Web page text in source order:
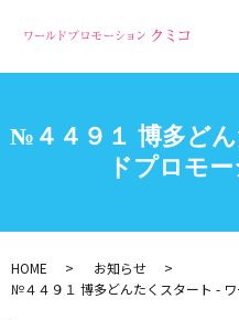
№４４９１ 博多ど
ドプロモ
HOME
お知らせ
№４４９１ 博多どんたくスタート -